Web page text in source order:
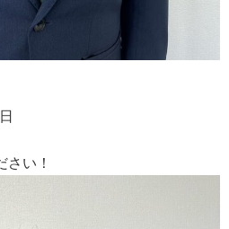
さい！